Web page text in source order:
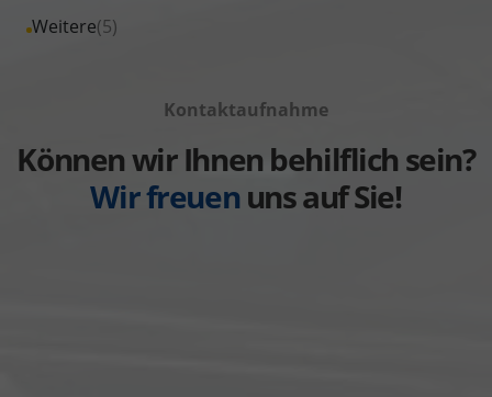
anzeigen
Volkswagen
Fahrzeuge
Weitere(5)
Alle
anzeigen
Kontaktaufnahme
Können wir Ihnen behilflich sein?
Wir freuenuns auf Sie!